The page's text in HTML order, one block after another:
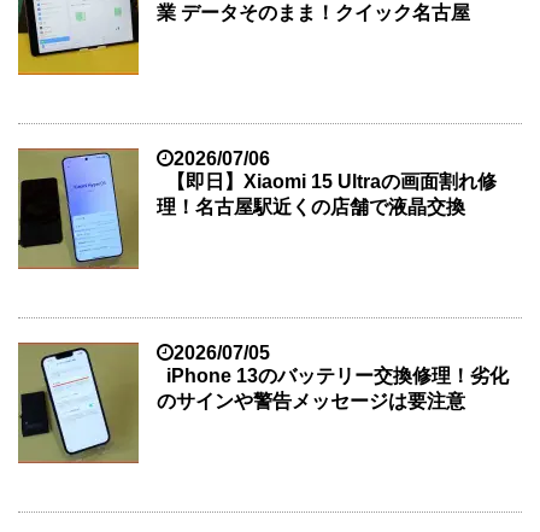
業 データそのまま！クイック名古屋
2026/07/06
【即日】Xiaomi 15 Ultraの画面割れ修
理！名古屋駅近くの店舗で液晶交換
2026/07/05
iPhone 13のバッテリー交換修理！劣化
のサインや警告メッセージは要注意